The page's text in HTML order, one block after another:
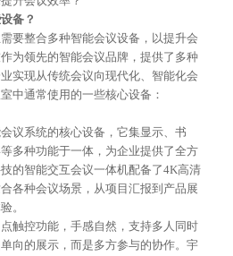
备？
要整合多种智能会议设备，以提升会
为领先的智能会议品牌，提供了多种
实现从传统会议向现代化、智能化会
中通常使用的一些核心设备：
议系统的核心设备，它集显示、书
多种功能于一体，为企业提供了全方
的智能交互会议一体机配备了4K高清
各种会议场景，从项目汇报到产品展
。
触控功能，手感自然，支持多人同时
向的展示，而是多方参与的协作。宇